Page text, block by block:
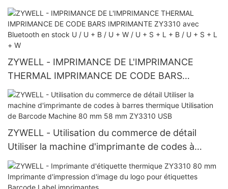
Machine ZY3310 avec imprimante de code à
barres de coupe automatique
ZYWELL - IMPRIMANCE DE L'IMPRIMANCE
THERMAL IMPRIMANCE DE CODE BARS
IMPRIMANTE ZY3310 avec Bluetooth en stock U
/ U + B / U + W / U + S + L + B / U + S + L + W
ZYWELL - Utilisation du commerce de détail
Utiliser la machine d'imprimante de codes à
barres thermique Utilisation de Barcode Machine
80 mm 58 mm ZY3310 USB